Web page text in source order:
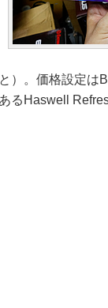
）。価格設定は
るHaswell